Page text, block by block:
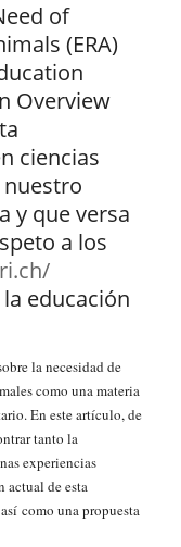
of
(ERA)
Overview
ciencias
nuestro
y que versa
a los
educación
la necesidad de
como una materia
En este artículo, de
tanto la
experiencias
actual de esta
como una propuesta